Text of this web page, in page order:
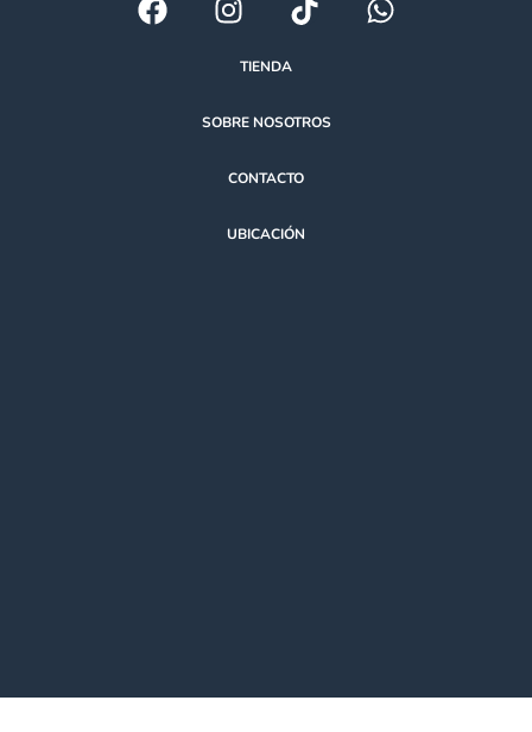
TIENDA
SOBRE NOSOTROS
CONTACTO
UBICACIÓN